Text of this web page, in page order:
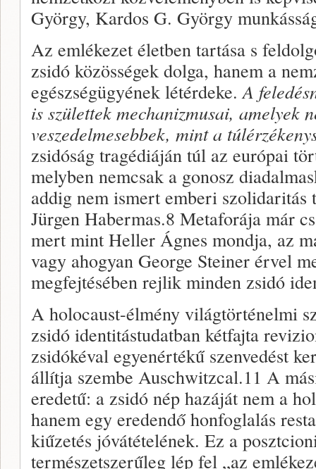
György, Kardos G. György
Az emlékezet életben tartása s
zsidó közös­ségek dolga, hanem a
egészségügyének létérdeke.A
is szü­lettek mechanizmusai, amelyek
veszedelmesebbek, mint a
zsidóság tragé­diáján túl az európai
melyben nemcsak a gonosz
addig nem ismert emberi szolidaritás
Jürgen Habermas.8 Metaforája már
mert mint Heller Ágnes mondja, az
vagy aho­gyan George Steiner érvel
megfejtésében rejlik min­den zsidó
A holocaust-élmény világtörténelmi
zsidó identi­tástudatban kétfajta
zsidókéval egyenértékű szenvedést
állítja szembe Auschwitzcal.11 A
eredetű: a zsidó nép hazáját nem a
hanem egy eredendő honfoglalás
kiűzetés jóvá­tételének. Ez a
természetszerűleg lép fel „az